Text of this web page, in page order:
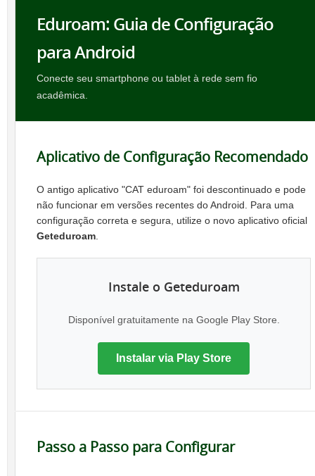
Eduroam: Guia de Configuração
para Android
Conecte seu smartphone ou tablet à rede sem fio
acadêmica.
Aplicativo de Configuração Recomendado
O antigo aplicativo "CAT eduroam" foi descontinuado e pode
não funcionar em versões recentes do Android. Para uma
configuração correta e segura, utilize o novo aplicativo oficial
Geteduroam
Instale o Geteduroam
Disponível gratuitamente na Google Play Store.
Instalar via Play Store
Passo a Passo para Configurar